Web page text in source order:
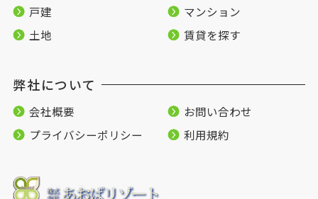
戸建
マンション
土地
賃貸を探す
弊社について
会社概要
お問い合わせ
プライバシーポリシー
利用規約